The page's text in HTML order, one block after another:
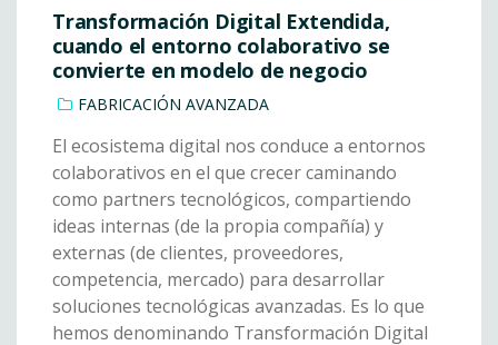
Transformación Digital Extendida,
cuando el entorno colaborativo se
convierte en modelo de negocio
FABRICACIÓN AVANZADA
El ecosistema digital nos conduce a entornos
colaborativos en el que crecer caminando
como partners tecnológicos, compartiendo
ideas internas (de la propia compañía) y
externas (de clientes, proveedores,
competencia, mercado) para desarrollar
soluciones tecnológicas avanzadas. Es lo que
hemos denominando Transformación Digital